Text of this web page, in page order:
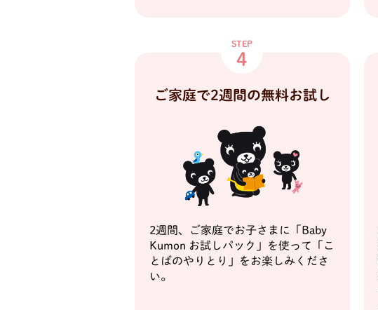
STEP
4
ご家庭で2週間の無料お試し
2週間、ご家庭でお子さまに「Baby
Kumon お試しパック」を使って「こ
とばのやりとり」をお楽しみくださ
い。